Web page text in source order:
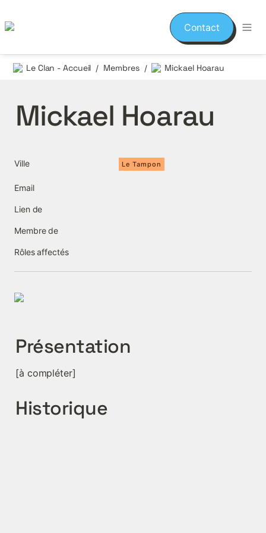
Contact
Le Clan - Accueil / Membres / Mickael Hoarau
Mickael Hoarau
Ville Le Tampon
Email
Lien de
Membre de
Rôles affectés
Présentation
[à compléter]
Historique